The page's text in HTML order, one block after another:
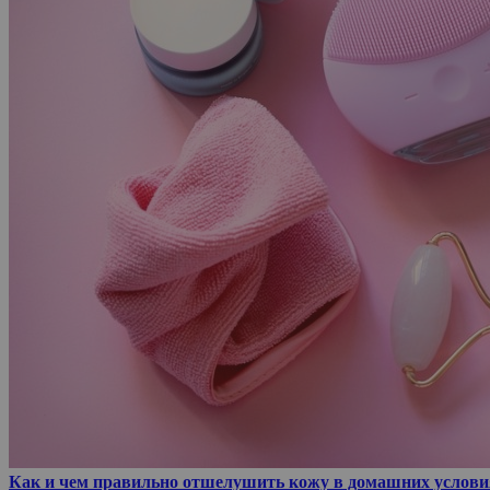
Как и чем правильно отшелушить кожу в домашних